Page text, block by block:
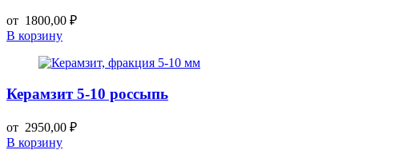
от 1800,00 ₽
В корзину
Керамзит 5-10 россыпь
от 2950,00 ₽
В корзину